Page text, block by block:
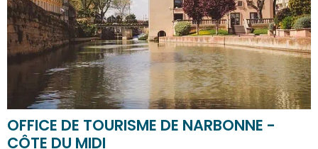
OFFICE DE TOURISME DE NARBONNE -
CÔTE DU MIDI